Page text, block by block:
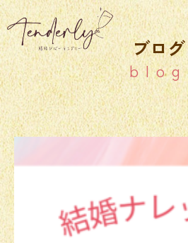
ブログ
blog